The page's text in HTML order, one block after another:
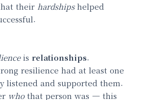
their hardshipshelped
is relationships.
resilience had at least one
listened and supported them.
whothat person was — this